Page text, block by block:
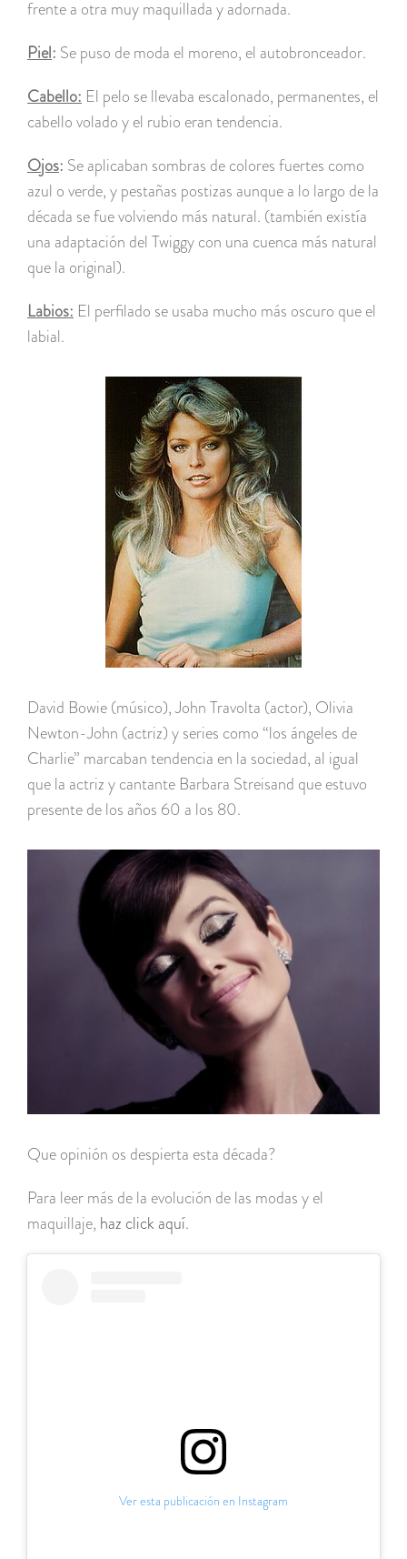
frente a otra muy maquillada y adornada.
Piel: Se puso de moda el moreno, el autobronceador.
Cabello: El pelo se llevaba escalonado, permanentes, el
cabello volado y el rubio eran tendencia.
Ojos: Se aplicaban sombras de colores fuertes como
azul o verde, y pestañas postizas aunque a lo largo de la
década se fue volviendo más natural. (también existía
una adaptación del Twiggy con una cuenca más natural
que la original).
Labios: El perfilado se usaba mucho más oscuro que el
labial.
David Bowie (músico), John Travolta (actor), Olivia
Newton-John (actriz) y series como “los ángeles de
Charlie” marcaban tendencia en la sociedad, al igual
que la actriz y cantante Barbara Streisand que estuvo
presente de los años 60 a los 80.
Que opinión os despierta esta década?
Para leer más de la evolución de las modas y el
maquillaje, haz click aquí.
Ver esta publicación en Instagram